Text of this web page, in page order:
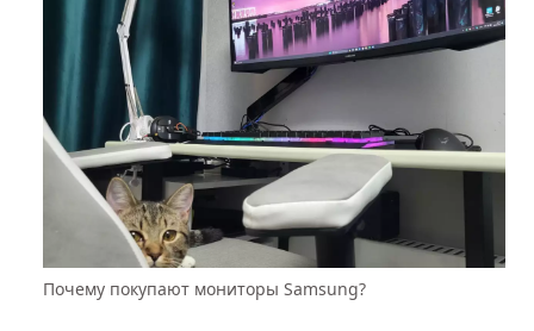
Почему покупают мониторы Samsung?